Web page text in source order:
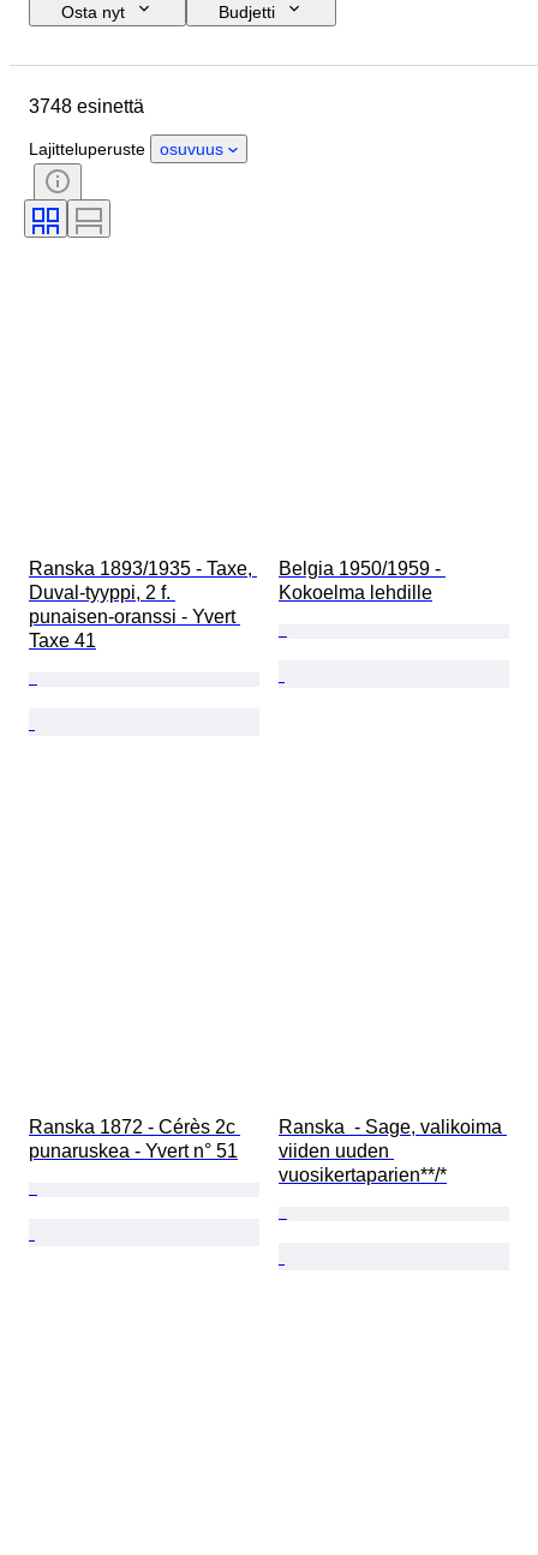
Osta nyt
Budjetti
Materiaali
Sertifiointi
Tyylisuuntaus
Allekirjoitus
Kieli
3748 esinettä
Lajitteluperuste osuvuus
Ranska 1893/1935 - Taxe,
Duval-tyyppi, 2 f.
punaisen-oranssi - Yvert
Taxe 41
Belgia 1950/1959 -
Kokoelma lehdille
Ranska 1872 - Cérès 2c
punaruskea - Yvert n° 51
Ranska  - Sage, valikoima
viiden uuden
vuosikertaparien**/*